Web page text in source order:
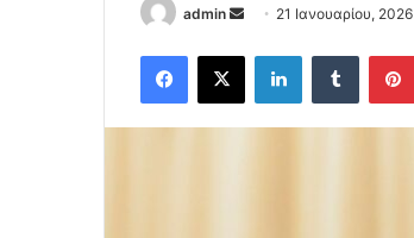
admin
Send
email
21 Ιανουαρίου, 2026
Facebook
X LinkedInTumblr